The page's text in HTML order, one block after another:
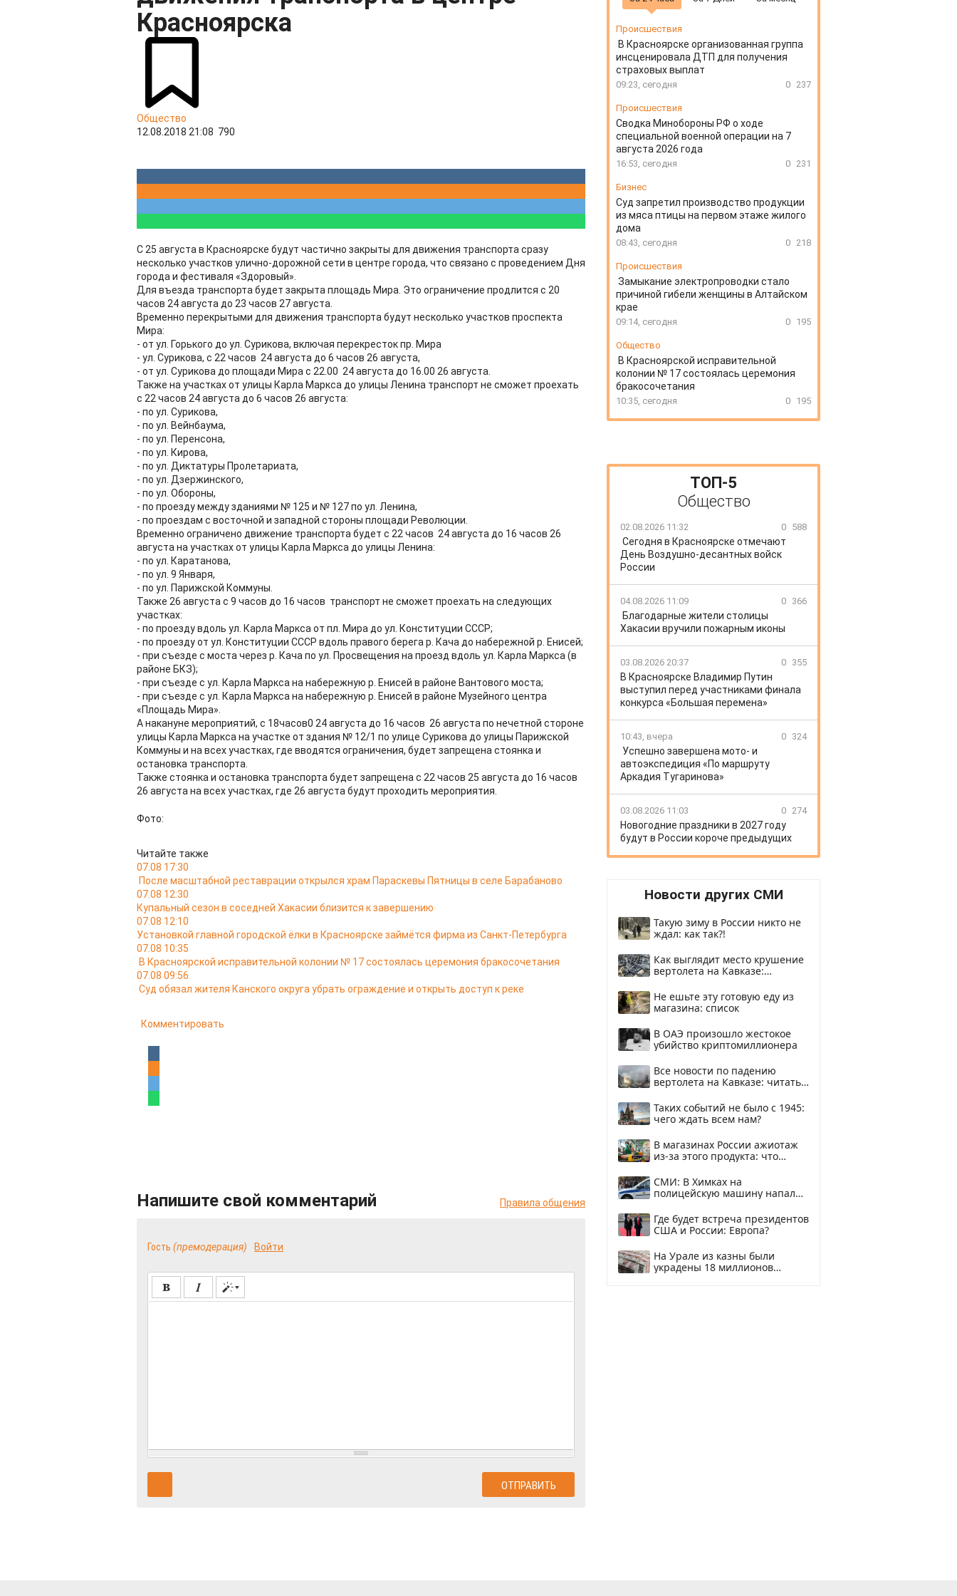
Красноярска
Общество
12.08.2018 21:08 790
С 25 августа в Красноярске будут частично закрыты для движения транспорта сразу
несколько участков улично-дорожной сети в центре города, что связано с проведением Дня
города и фестиваля «Здоровый».
Для въезда транспорта будет закрыта площадь Мира. Это ограничение продлится с 20
часов 24 августа до 23 часов 27 августа.
Временно перекрытыми для движения транспорта будут несколько участков проспекта
Мира:
- от ул. Горького до ул. Сурикова, включая перекресток пр. Мира
- ул. Сурикова, с 22 часов 24 августа до 6 часов 26 августа,
- от ул. Сурикова до площади Мира с 22.00 24 августа до 16.00 26 августа.
Также на участках от улицы Карла Маркса до улицы Ленина транспорт не сможет проехать
с 22 часов 24 августа до 6 часов 26 августа:
- по ул. Сурикова,
- по ул. Вейнбаума,
- по ул. Перенсона,
- по ул. Кирова,
- по ул. Диктатуры Пролетариата,
- по ул. Дзержинского,
- по ул. Обороны,
- по проезду между зданиями № 125 и № 127 по ул. Ленина,
- по проездам с восточной и западной стороны площади Революции.
Временно ограничено движение транспорта будет с 22 часов 24 августа до 16 часов 26
августа на участках от улицы Карла Маркса до улицы Ленина:
- по ул. Каратанова,
- по ул. 9 Января,
- по ул. Парижской Коммуны.
Также 26 августа с 9 часов до 16 часов транспорт не сможет проехать на следующих
участках:
- по проезду вдоль ул. Карла Маркса от пл. Мира до ул. Конституции СССР;
- по проезду от ул. Конституции СССР вдоль правого берега р. Кача до набережной р. Енисей;
- при съезде с моста через р. Кача по ул. Просвещения на проезд вдоль ул. Карла Маркса (в
районе БКЗ);
- при съезде с ул. Карла Маркса на набережную р. Енисей в районе Вантового моста;
- при съезде с ул. Карла Маркса на набережную р. Енисей в районе Музейного центра
«Площадь Мира».
А накануне мероприятий, с 18часов0 24 августа до 16 часов 26 августа по нечетной стороне
улицы Карла Маркса на участке от здания № 12/1 по улице Сурикова до улицы Парижской
Коммуны и на всех участках, где вводятся ограничения, будет запрещена стоянка и
остановка транспорта.
Также стоянка и остановка транспорта будет запрещена с 22 часов 25 августа до 16 часов
26 августа на всех участках, где 26 августа будут проходить мероприятия.
Фото:
Читайте также
07.08 17:30
После масштабной реставрации открылся храм Параскевы Пятницы в селе Барабаново
07.08 12:30
Купальный сезон в соседней Хакасии близится к завершению
07.08 12:10
Установкой главной городской ёлки в Красноярске займётся фирма из Санкт-Петербурга
07.08 10:35
В Красноярской исправительной колонии № 17 состоялась церемония бракосочетания
07.08 09:56
Суд обязал жителя Канского округа убрать ограждение и открыть доступ к реке
Комментировать
Напишите свой комментарий Правила общения
Гость (премодерация) Войти
Происшествия
В Красноярске организованная группа
инсценировала ДТП для получения
страховых выплат
09:23, сегодня 0 237
Происшествия
Сводка Минобороны РФ о ходе
специальной военной операции на 7
августа 2026 года
16:53, сегодня 0 231
Бизнес
Суд запретил производство продукции
из мяса птицы на первом этаже жилого
дома
08:43, сегодня 0 218
Происшествия
Замыкание электропроводки стало
причиной гибели женщины в Алтайском
крае
09:14, сегодня 0 195
Общество
В Красноярской исправительной
колонии № 17 состоялась церемония
бракосочетания
10:35, сегодня 0 195
ТОП-5
Общество
02.08.2026 11:32 0 588
Сегодня в Красноярске отмечают
День Воздушно-десантных войск
России
04.08.2026 11:09 0 366
Благодарные жители столицы
Хакасии вручили пожарным иконы
03.08.2026 20:37 0 355
В Красноярске Владимир Путин
выступил перед участниками финала
конкурса «Большая перемена»
10:43, вчера 0 324
Успешно завершена мото- и
автоэкспедиция «По маршруту
Аркадия Тугаринова»
03.08.2026 11:03 0 274
Новогодние праздники в 2027 году
будут в России короче предыдущих
Новости других СМИ
Такую зиму в России никто не
ждал: как так?!
Как выглядит место крушение
вертолета на Кавказе:
Не ешьте эту готовую еду из
магазина: список
В ОАЭ произошло жестокое
убийство криптомиллионера
Все новости по падению
вертолета на Кавказе: читать
Таких событий не было с 1945:
чего ждать всем нам?
В магазинах России ажиотаж
из-за этого продукта: что
СМИ: В Химках на
полицейскую машину напали
Где будет встреча президентов
США и России: Европа?
На Урале из казны были
украдены 18 миллионов